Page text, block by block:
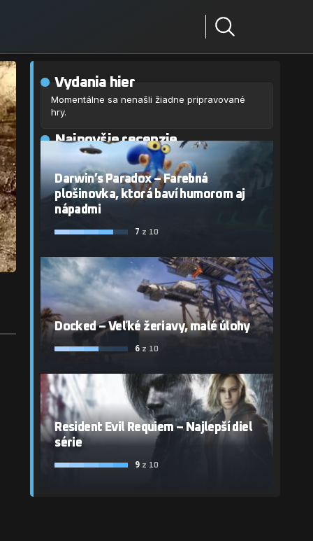
Vydania hier
Momentálne sa nenašli žiadne pripravované
hry.
Najnovšie recenzie
Darwin’s Paradox – Farebná
plošinovka, ktorá baví humorom aj
nápadmi
7 z 10
Docked – Veľké žeriavy, malé úlohy
6 z 10
Resident Evil Requiem – Najlepší diel
série
9 z 10